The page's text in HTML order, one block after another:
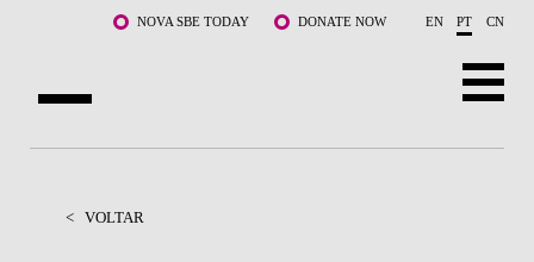
Saltar para o conteúdo principalNOVA SBE TODAY DONATE NOW EN PT CN
CURSOS
< VOLTAR